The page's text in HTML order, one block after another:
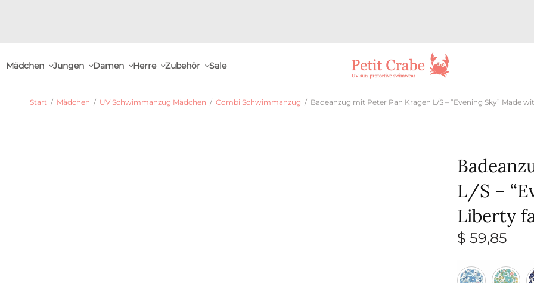
Mädchen Jungen Damen Herre Zubehör Sale
Start / Mädchen / UV Schwimmanzug Mädchen / Combi Schwimmanzug / Badeanzug mit Peter Pan Kragen L/S – “Evening Sky” Made
L/S –
Liberty
$ 59,85